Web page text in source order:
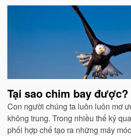
Bài
liên
Tại sao chim bay được?
Con người chúng ta luôn luôn mơ
không trung. Trong nhiều thế kỷ
phối hợp chế tạo ra những máy